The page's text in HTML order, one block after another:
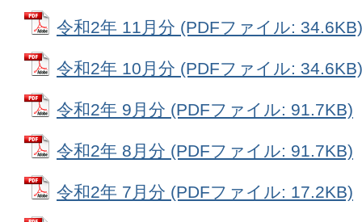
令和2年 11月分 (PDFファイル: 34.6KB)
令和2年 10月分 (PDFファイル: 34.6KB)
令和2年 9月分 (PDFファイル: 91.7KB)
令和2年 8月分 (PDFファイル: 91.7KB)
令和2年 7月分 (PDFファイル: 17.2KB)